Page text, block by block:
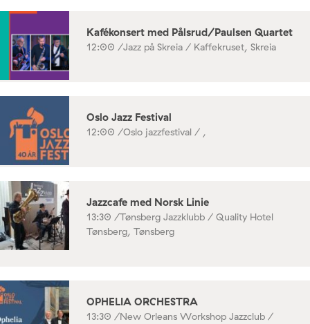
Kafékonsert med Pålsrud/Paulsen Quartet
12:00 /Jazz på Skreia / Kaffekruset, Skreia
Oslo Jazz Festival
12:00 /Oslo jazzfestival / ,
Jazzcafe med Norsk Linie
13:30 /Tønsberg Jazzklubb / Quality Hotel
Tønsberg, Tønsberg
OPHELIA ORCHESTRA
13:30 /New Orleans Workshop Jazzclub /